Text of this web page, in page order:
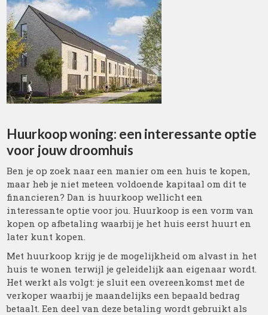
Huurkoop woning: een interessante optie
voor jouw droomhuis
Ben je op zoek naar een manier om een huis te kopen,
maar heb je niet meteen voldoende kapitaal om dit te
financieren? Dan is huurkoop wellicht een
interessante optie voor jou. Huurkoop is een vorm van
kopen op afbetaling waarbij je het huis eerst huurt en
later kunt kopen.
Met huurkoop krijg je de mogelijkheid om alvast in het
huis te wonen terwijl je geleidelijk aan eigenaar wordt.
Het werkt als volgt: je sluit een overeenkomst met de
verkoper waarbij je maandelijks een bepaald bedrag
betaalt. Een deel van deze betaling wordt gebruikt als